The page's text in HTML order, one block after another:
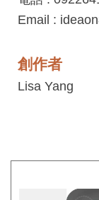
常
見
答
(品
Email :
創作者
Lisa Yang